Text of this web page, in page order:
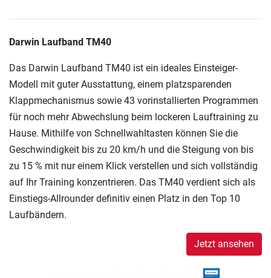
Darwin Laufband TM40
Das Darwin Laufband TM40 ist ein ideales Einsteiger-
Modell mit guter Ausstattung, einem platzsparenden
Klappmechanismus sowie 43 vorinstallierten Programmen
für noch mehr Abwechslung beim lockeren Lauftraining zu
Hause. Mithilfe von Schnellwahltasten können Sie die
Geschwindigkeit bis zu 20 km/h und die Steigung von bis
zu 15 % mit nur einem Klick verstellen und sich vollständig
auf Ihr Training konzentrieren. Das TM40 verdient sich als
Einstiegs-Allrounder definitiv einen Platz in den Top 10
Laufbändern.
Jetzt ansehen